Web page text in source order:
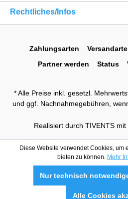
Rechtliches/Infos
Zahlungsarten
Partner werden
Status
* Alle Preise inkl. gesetzl.
und ggf. Nachnahmegebühren,
Realisiert durch TIVENTS mit
Diese Website verwendet Cookies, um
bieten zu können. Mehr
Nur technisch
Alle Cookies